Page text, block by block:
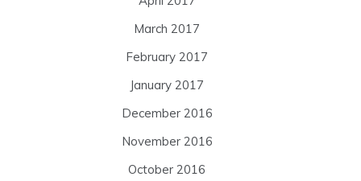
March 2017
February 2017
January 2017
December 2016
November 2016
October 2016